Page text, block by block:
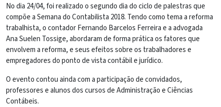
No dia 24/04, foi realizado o segundo dia do ciclo de palestras que
compõe a Semana do Contabilista 2018. Tendo como tema a reforma
trabalhista, o contador Fernando Barcelos Ferreira e a advogada
Ana Suelen Tossige, abordaram de forma prática os fatores que
envolvem a reforma, e seus efeitos sobre os trabalhadores e
empregadores do ponto de vista contábil e jurídico.
O evento contou ainda com a participação de convidados,
professores e alunos dos cursos de Administração e Ciências
Contábeis.